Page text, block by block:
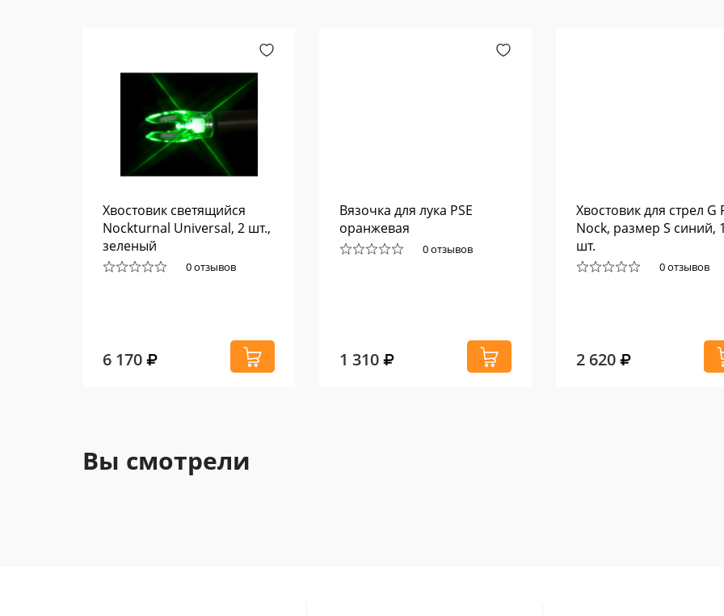
Хвостовик светящийся
Nockturnal Universal, 2 шт.,
зеленый
0 отзывов
6 170
Вязочка для лука PSE
оранжевая
0 отзывов
1 310
Хвостовик для стрел G
Nock, размер S синий,
шт.
0 отзывов
2 620
Вы смотрели